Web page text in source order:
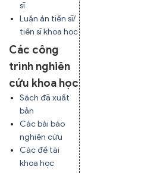
sĩ
Luận án tiến sĩ/
tiến sĩ khoa học
Các công
trình nghiên
cứu khoa học
Sách đã xuất
bản
Các bài báo
nghiên cứu
Các đề tài
khoa học